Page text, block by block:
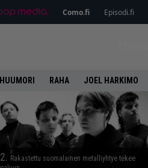
Como.fi Episodi.fi
HUUMORI RAHA JOEL HARKIMO
2. Rakastettu suomalainen metalliyhtye tekee